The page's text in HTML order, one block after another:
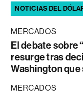
NOTICIAS DEL
MERCADOS
El debate sobre
resurge tras
Washington
MERCADOS